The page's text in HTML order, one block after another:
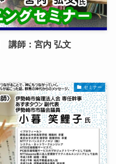
講師：宮内 弘文
セミナー